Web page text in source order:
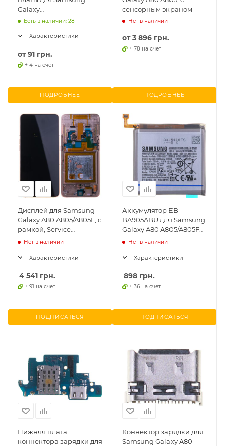
Galaxy
A40/A10/A70/A51/M51/A71/Note10
Есть в наличии: 28
Характеристики
от91 грн.
+ 4 на счет
ПОДРОБНЕЕ
сенсорным экраном
Нет в наличии
от3 896 грн.
+ 78 на счет
ПОДРОБНЕЕ
Дисплей для Samsung
Galaxy A80 A805/A805F, с
рамкой, Service
оригинал, золотой,
Нет в наличии
Характеристики
4 541 грн.
+ 91 на счет
ПОДПИСАТЬСЯ
Аккумулятор EB-
BA905ABU для Samsung
Galaxy A80 A805/A805F
(Li-ion, 3700mAh, 3.85В),
Нет в наличии
Характеристики
898 грн.
+ 36 на счет
ПОДПИСАТЬСЯ
Нижняя плата
коннектора зарядки для
Коннектор зарядки для
Samsung Galaxy A80